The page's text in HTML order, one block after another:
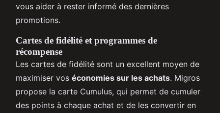
vous aider à rester informé des dernières
promotions.
Cartes de fidélité et programmes de
récompense
Les cartes de fidélité sont un excellent moyen de
maximiser vos économies sur les achats. Migros
propose la carte Cumulus, qui permet de cumuler
des points à chaque achat et de les convertir en